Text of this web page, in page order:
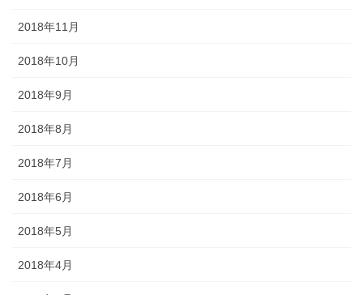
2018年11月
2018年10月
2018年9月
2018年8月
2018年7月
2018年6月
2018年5月
2018年4月